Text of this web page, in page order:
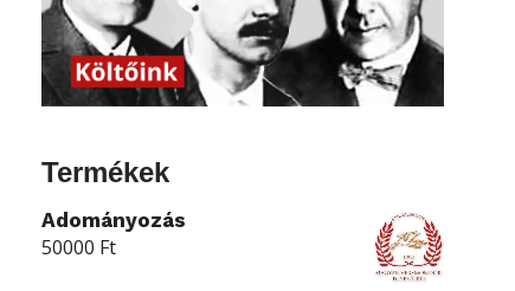
Termékek
Adományozás
50000 Ft